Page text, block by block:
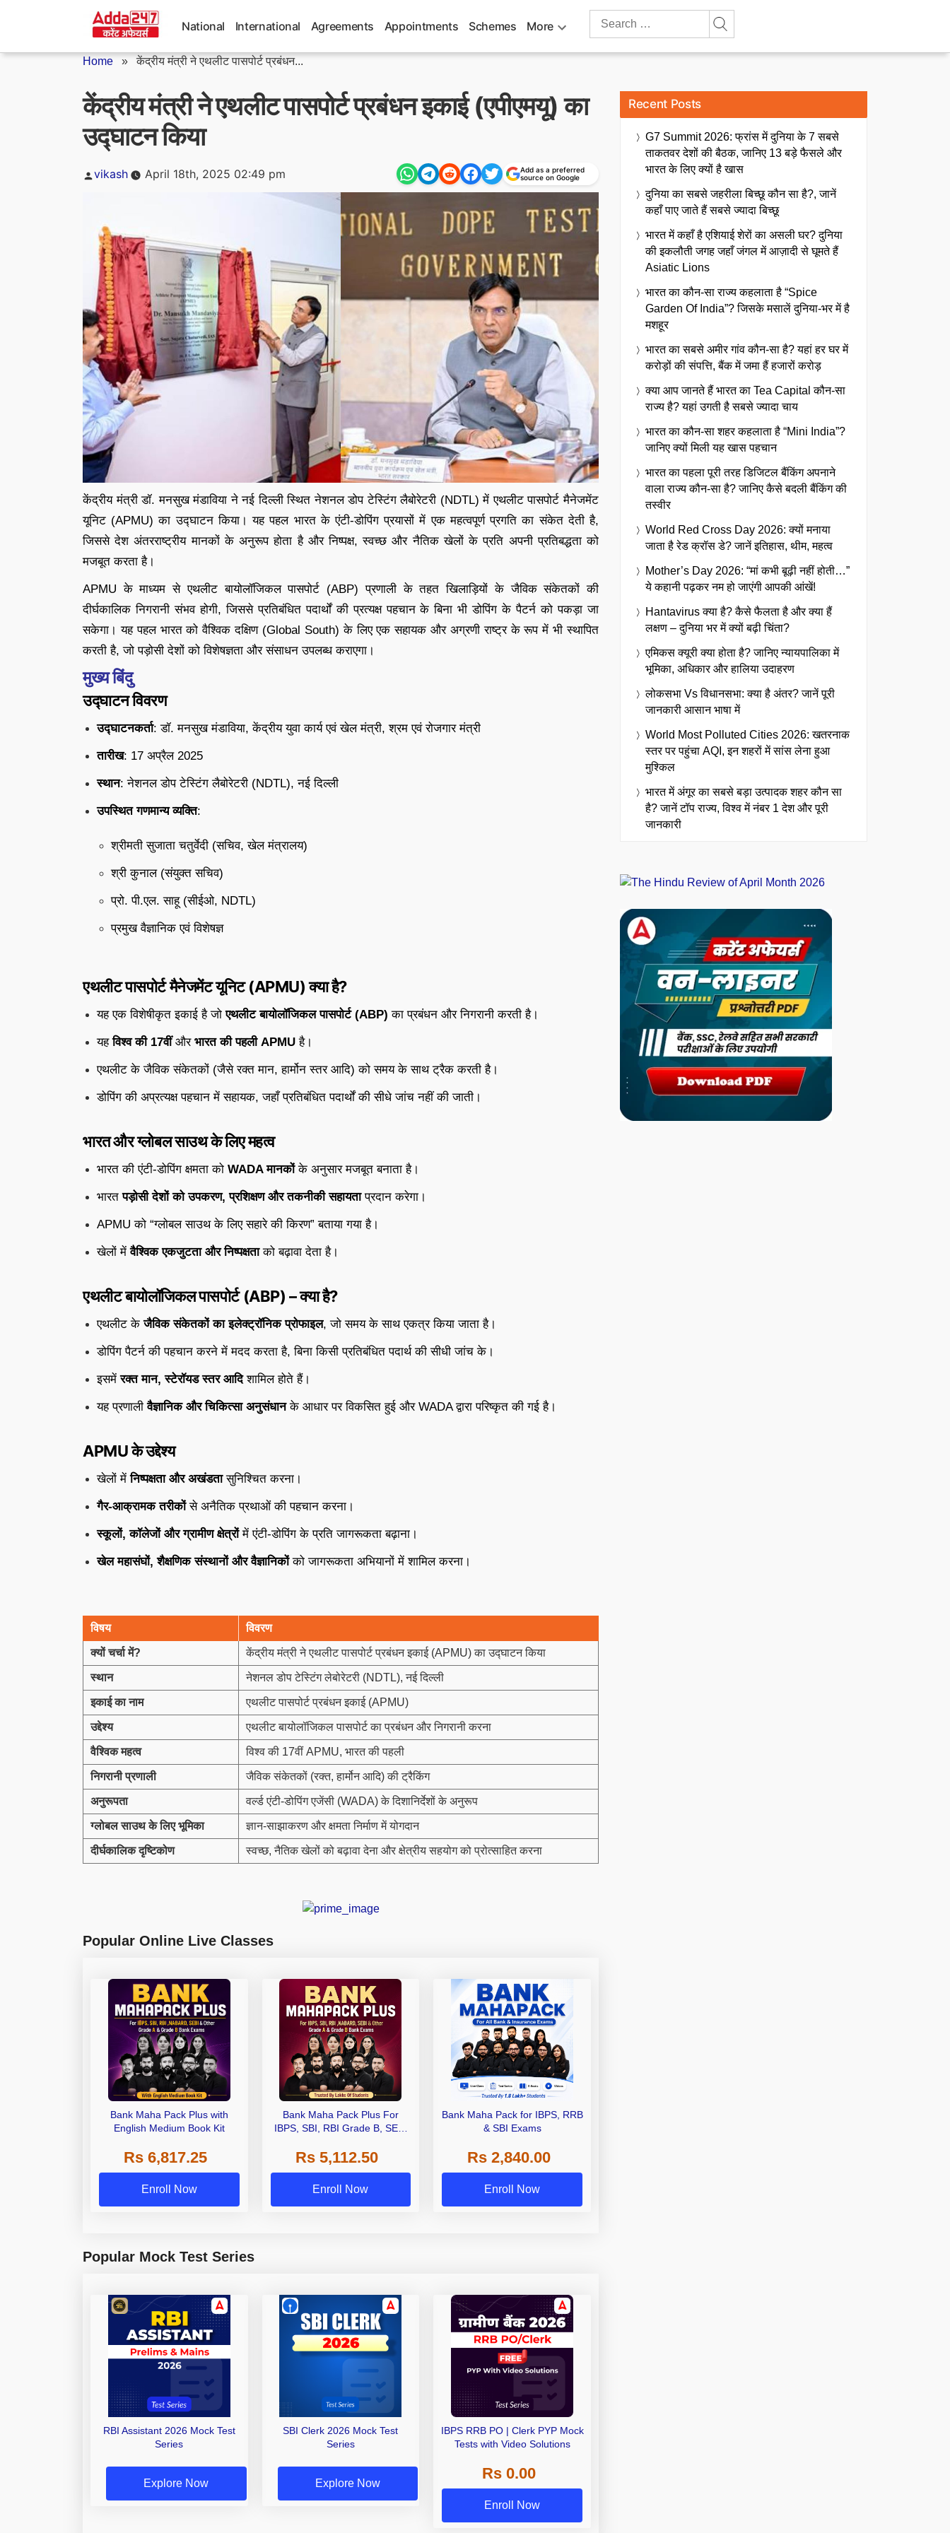
National International Agreements Appointments Schemes More
Search
Home »केंद्रीय मंत्री ने एथलीट पासपोर्ट प्रबंधन...
केंद्रीय मंत्री ने एथलीट पासपोर्ट प्रबंधन इकाई (एपीएमयू) का
उद्घाटन किया
Posted
vikash April 18th, 2025 02:49 pm
Add as a preferred
source on Google
केंद्रीय मंत्री डॉ. मनसुख मंडाविया ने नई दिल्ली स्थित नेशनल डोप टेस्टिंग लैबोरेटरी (NDTL) में एथलीट पासपोर्ट मैनेजमेंट
यूनिट (APMU) का उद्घाटन किया। यह पहल भारत के एंटी-डोपिंग प्रयासों में एक महत्वपूर्ण प्रगति का संकेत देती है,
जिससे देश अंतरराष्ट्रीय मानकों के अनुरूप होता है और निष्पक्ष, स्वच्छ और नैतिक खेलों के प्रति अपनी प्रतिबद्धता को
मजबूत करता है।
APMU के माध्यम से एथलीट बायोलॉजिकल पासपोर्ट (ABP) प्रणाली के तहत खिलाड़ियों के जैविक संकेतकों की
दीर्घकालिक निगरानी संभव होगी, जिससे प्रतिबंधित पदार्थों की प्रत्यक्ष पहचान के बिना भी डोपिंग के पैटर्न को पकड़ा जा
सकेगा। यह पहल भारत को वैश्विक दक्षिण (Global South) के लिए एक सहायक और अग्रणी राष्ट्र के रूप में भी स्थापित
करती है, जो पड़ोसी देशों को विशेषज्ञता और संसाधन उपलब्ध कराएगा।
मुख्य बिंदु
उद्घाटन विवरण
उद्घाटनकर्ता: डॉ. मनसुख मंडाविया, केंद्रीय युवा कार्य एवं खेल मंत्री, श्रम एवं रोजगार मंत्री
तारीख: 17 अप्रैल 2025
स्थान: नेशनल डोप टेस्टिंग लैबोरेटरी (NDTL), नई दिल्ली
उपस्थित गणमान्य व्यक्ति:
श्रीमती सुजाता चतुर्वेदी (सचिव, खेल मंत्रालय)
श्री कुनाल (संयुक्त सचिव)
प्रो. पी.एल. साहू (सीईओ, NDTL)
प्रमुख वैज्ञानिक एवं विशेषज्ञ
एथलीट पासपोर्ट मैनेजमेंट यूनिट (APMU) क्या है?
यह एक विशेषीकृत इकाई है जोएथलीट बायोलॉजिकल पासपोर्ट (ABP) का प्रबंधन और निगरानी करती है।
यहविश्व की 17वींऔर भारत की पहली APMU है।
एथलीट के जैविक संकेतकों (जैसे रक्त मान, हार्मोन स्तर आदि) को समय के साथ ट्रैक करती है।
डोपिंग की अप्रत्यक्ष पहचान में सहायक, जहाँ प्रतिबंधित पदार्थों की सीधे जांच नहीं की जाती।
भारत और ग्लोबल साउथ के लिए महत्व
भारत की एंटी-डोपिंग क्षमता को WADA मानकोंके अनुसार मजबूत बनाता है।
भारतपड़ोसी देशों को उपकरण, प्रशिक्षण और तकनीकी सहायताप्रदान करेगा।
APMU को “ग्लोबल साउथ के लिए सहारे की किरण” बताया गया है।
खेलों मेंवैश्विक एकजुटता और निष्पक्षताको बढ़ावा देता है।
एथलीट बायोलॉजिकल पासपोर्ट (ABP) – क्या है?
एथलीट केजैविक संकेतकों का इलेक्ट्रॉनिक प्रोफाइल, जो समय के साथ एकत्र किया जाता है।
डोपिंग पैटर्न की पहचान करने में मदद करता है, बिना किसी प्रतिबंधित पदार्थ की सीधी जांच के।
इसमेंरक्त मान, स्टेरॉयड स्तर आदिशामिल होते हैं।
यह प्रणालीवैज्ञानिक और चिकित्सा अनुसंधानके आधार पर विकसित हुई और WADA द्वारा परिष्कृत की गई है।
APMU के उद्देश्य
खेलों मेंनिष्पक्षता और अखंडतासुनिश्चित करना।
गैर-आक्रामक तरीकोंसे अनैतिक प्रथाओं की पहचान करना।
स्कूलों, कॉलेजों और ग्रामीण क्षेत्रोंमें एंटी-डोपिंग के प्रति जागरूकता बढ़ाना।
खेल महासंघों, शैक्षणिक संस्थानों और वैज्ञानिकोंको जागरूकता अभियानों में शामिल करना।
विषय विवरण
क्यों चर्चा में? केंद्रीय मंत्री ने एथलीट पासपोर्ट प्रबंधन इकाई (APMU) का उद्घाटन किया
स्थान नेशनल डोप टेस्टिंग लेबोरेटरी (NDTL), नई दिल्ली
इकाई का नाम एथलीट पासपोर्ट प्रबंधन इकाई (APMU)
उद्देश्य एथलीट बायोलॉजिकल पासपोर्ट का प्रबंधन और निगरानी करना
वैश्विक महत्व विश्व की 17वीं APMU, भारत की पहली
निगरानी प्रणाली जैविक संकेतकों (रक्त, हार्मोन आदि) की ट्रैकिंग
अनुरूपता वर्ल्ड एंटी-डोपिंग एजेंसी (WADA) के दिशानिर्देशों के अनुरूप
ग्लोबल साउथ के लिए भूमिका ज्ञान-साझाकरण और क्षमता निर्माण में योगदान
दीर्घकालिक दृष्टिकोण स्वच्छ, नैतिक खेलों को बढ़ावा देना और क्षेत्रीय सहयोग को प्रोत्साहित करना
Popular Online Live Classes
Bank Maha Pack Plus with
English Medium Book Kit
Rs 6,817.25
Enroll Now
Bank Maha Pack Plus For
IBPS, SBI, RBI Grade B, SEBI
Other Grade A & Grade B Bank
Exams
Rs 5,112.50
Enroll Now
Bank Maha Pack for IBPS, RRB
& SBI Exams
Rs 2,840.00
Enroll Now
Popular Mock Test Series
RBI Assistant 2026 Mock Test
Series
Explore Now
SBI Clerk 2026 Mock Test
Series
Explore Now
IBPS RRB PO | Clerk PYP Mock
Tests with Video Solutions
Rs 0.00
Enroll Now
Recent Posts
G7 Summit 2026: फ्रांस में दुनिया के 7 सबसे
ताकतवर देशों की बैठक, जानिए 13 बड़े फैसले और
भारत के लिए क्यों है खास
दुनिया का सबसे जहरीला बिच्छू कौन सा है?, जानें
कहाँ पाए जाते हैं सबसे ज्यादा बिच्छू
भारत में कहाँ है एशियाई शेरों का असली घर? दुनिया
की इकलौती जगह जहाँ जंगल में आज़ादी से घूमते हैं
Asiatic Lions
भारत का कौन-सा राज्य कहलाता है “Spice
Garden Of India”? जिसके मसालें दुनिया-भर में है
मशहूर
भारत का सबसे अमीर गांव कौन-सा है? यहां हर घर में
करोड़ों की संपत्ति, बैंक में जमा हैं हजारों करोड़
क्या आप जानते हैं भारत का Tea Capital कौन-सा
राज्य है? यहां उगती है सबसे ज्यादा चाय
भारत का कौन-सा शहर कहलाता है “Mini India”?
जानिए क्यों मिली यह खास पहचान
भारत का पहला पूरी तरह डिजिटल बैंकिंग अपनाने
वाला राज्य कौन-सा है? जानिए कैसे बदली बैंकिंग की
तस्वीर
World Red Cross Day 2026: क्यों मनाया
जाता है रेड क्रॉस डे? जानें इतिहास, थीम, महत्व
Mother’s Day 2026: “मां कभी बूढ़ी नहीं होती…”
ये कहानी पढ़कर नम हो जाएंगी आपकी आंखें!
Hantavirus क्या है? कैसे फैलता है और क्या हैं
लक्षण – दुनिया भर में क्यों बढ़ी चिंता?
एमिकस क्यूरी क्या होता है? जानिए न्यायपालिका में
भूमिका, अधिकार और हालिया उदाहरण
लोकसभा Vs विधानसभा: क्या है अंतर? जानें पूरी
जानकारी आसान भाषा में
World Most Polluted Cities 2026: खतरनाक
स्तर पर पहुंचा AQI, इन शहरों में सांस लेना हुआ
मुश्किल
भारत में अंगूर का सबसे बड़ा उत्पादक शहर कौन सा
है? जानें टॉप राज्य, विश्व में नंबर 1 देश और पूरी
जानकारी